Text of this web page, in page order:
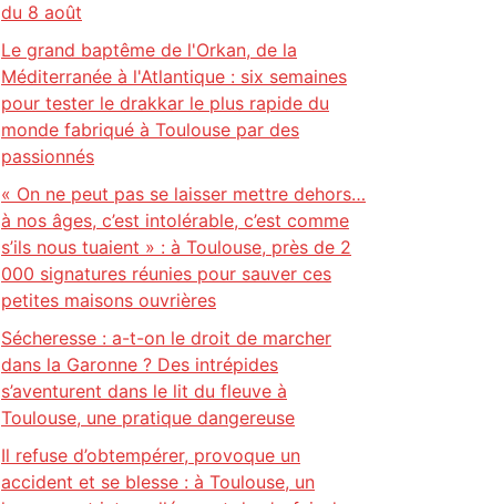
du 8 août
Le grand baptême de l'Orkan, de la
Méditerranée à l'Atlantique : six semaines
pour tester le drakkar le plus rapide du
monde fabriqué à Toulouse par des
passionnés
« On ne peut pas se laisser mettre dehors…
à nos âges, c’est intolérable, c’est comme
s’ils nous tuaient » : à Toulouse, près de 2
000 signatures réunies pour sauver ces
petites maisons ouvrières
Sécheresse : a-t-on le droit de marcher
dans la Garonne ? Des intrépides
s’aventurent dans le lit du fleuve à
Toulouse, une pratique dangereuse
Il refuse d’obtempérer, provoque un
accident et se blesse : à Toulouse, un